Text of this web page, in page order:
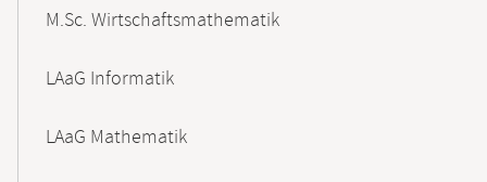
M.Sc. Wirtschaftsmathematik
LAaG Informatik
LAaG Mathematik